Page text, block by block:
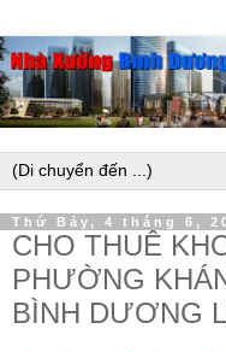
Thứ Bảy, 4 tháng 6,
CHO THUÊ
PHƯỜNG
BÌNH DƯƠNG